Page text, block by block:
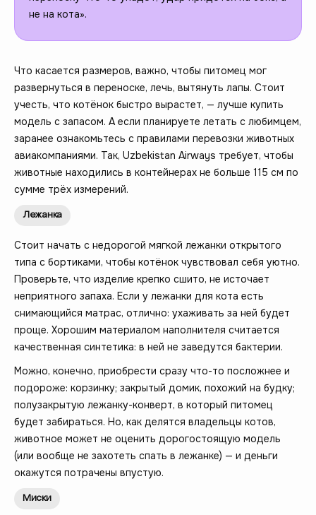
не на кота».
Что касается размеров, важно, чтобы питомец мог
развернуться в переноске, лечь, вытянуть лапы. Стоит
учесть, что котёнок быстро вырастет, — лучше купить
модель с запасом. А если планируете летать с любимцем,
заранее ознакомьтесь с правилами перевозки животных
авиакомпаниями. Так, Uzbekistan Airways требует, чтобы
животные находились в контейнерах не больше 115 см по
сумме трёх измерений.
Лежанка
Стоит начать с недорогой мягкой лежанки открытого
типа с бортиками, чтобы котёнок чувствовал себя уютно.
Проверьте, что изделие крепко сшито, не источает
неприятного запаха. Если у лежанки для кота есть
снимающийся матрас, отлично: ухаживать за ней будет
проще. Хорошим материалом наполнителя считается
качественная синтетика: в ней не заведутся бактерии.
Можно, конечно, приобрести сразу что-то посложнее и
подороже: корзинку; закрытый домик, похожий на будку;
полузакрытую лежанку-конверт, в который питомец
будет забираться. Но, как делятся владельцы котов,
животное может не оценить дорогостоящую модель
(или вообще не захотеть спать в лежанке) — и деньги
окажутся потрачены впустую.
Миски